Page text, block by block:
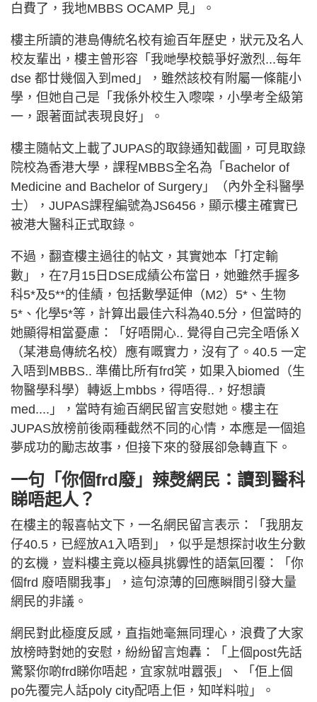
白費了，我地MBBS OCAMP 見」。
樓主所讀的港島傳統名校有逾百年歷史，狀元及名人
校友輩出，樓主曾形容「我哋學校競爭好激烈...每年
dse 都廿幾個入到med」，雖然該校有附屬一條龍小
學，但她自己是「我係外校生入嚟㗎，小學考全級第
一，跟著面試表現良好」。
樓主隨帖文上載了JUPAS的取錄通知截圖，可見取錄
院校為香港大學，課程MBBS全名為「Bachelor of
Medicine and Bachelor of Surgery」（內外全科醫學
士），JUPAS課程編號為JS6456，顯示樓主確實已
被港大醫科正式取錄。
不過，翻查樓主過往的帖文，其實她本「打定輸
數」，在7月15日DSE成績公布當日，她雖然手握多
科5*及5**的佳績，包括數學延伸（M2）5*、生物
5*、化學5*等，計算出最佳六科為40.5分，但當時的
她顯得相當憂慮：「好唔開心.. 覺得自己完全唔係Ｘ
（某港島傳統名校）應有嘅實力，沒有了。40.5 一定
入唔到MBBS.. 準備比所有frd笑，如果入biomed（生
物醫學科學）轉返上mbbs，得唔得..，好想讀
med....」，當時有逾百網民留言安慰她。樓主在
JUPAS放榜前後兩種截然不同的心情，本應是一個追
夢成功的勵志故事，但接下來的發展卻急轉直下。
一句「你個frd廢」辣㷫網民：讀到醫科
睇唔起人？
在樓主的報喜帖文下，一名網民留言表示：「我朋友
仔40.5，已經放A1入唔到」，似乎是想探討收生分數
的玄機，豈料樓主竟以極具挑釁性的語氣回覆：「你
個frd 廢唔關我事」，這句涼薄的回應瞬間引發大量
網民的非議。
網民對此極度反感，直指她毫無同理心，浪費了大家
放榜時對她的安慰，紛紛留言炮轟：「上個post先話
驚緊你啲frd睇你唔起，宜家就咁囂張」、「佢上個
po先覆完人話poly city配唔上佢，知咩料啦」。